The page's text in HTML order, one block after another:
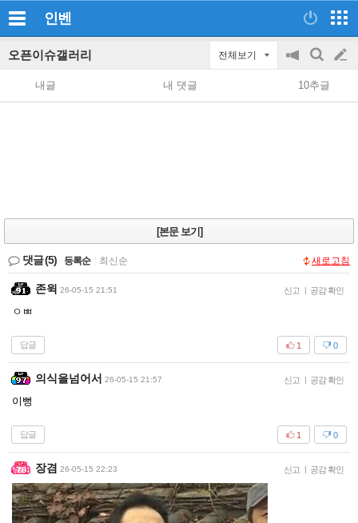
인벤
오픈이슈갤러리 전체보기
공
지
on/off
검
색
글
쓰
내글 내 댓글 10추글
[본문 보기]
댓글(5) 등록순 최신순 새로고침
존윅 26-05-15 21:51 신고 | 공감 확인
ㅇㅃ
답글 0
1
의식을넘어서 26-05-15 21:57 신고 | 공감 확인
이뻥
답글 0
1
장겸 26-05-15 22:23 신고 | 공감 확인